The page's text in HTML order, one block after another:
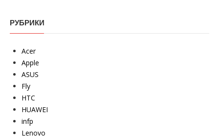
РУБРИКИ
Acer
Apple
ASUS
Fly
HTC
HUAWEI
infp
Lenovo